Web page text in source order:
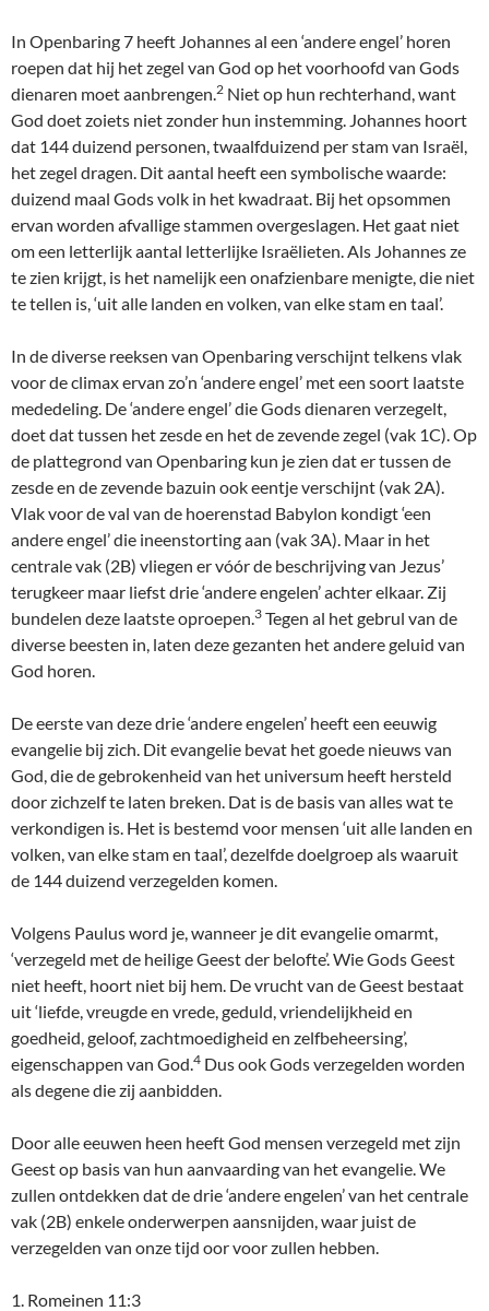
In Openbaring 7 heeft Johannes al een ‘andere engel’ horen
roepen dat hij het zegel van God op het voorhoofd van Gods
dienaren moet aanbrengen.2 Niet op hun rechterhand, want
God doet zoiets niet zonder hun instemming. Johannes hoort
dat 144 duizend personen, twaalfduizend per stam van Israël,
het zegel dragen. Dit aantal heeft een symbolische waarde:
duizend maal Gods volk in het kwadraat. Bij het opsommen
ervan worden afvallige stammen overgeslagen. Het gaat niet
om een letterlijk aantal letterlijke Israëlieten. Als Johannes ze
te zien krijgt, is het namelijk een onafzienbare menigte, die niet
te tellen is, ‘uit alle landen en volken, van elke stam en taal’.
In de diverse reeksen van Openbaring verschijnt telkens vlak
voor de climax ervan zo’n ‘andere engel’ met een soort laatste
mededeling. De ‘andere engel’ die Gods dienaren verzegelt,
doet dat tussen het zesde en het de zevende zegel (vak 1C). Op
de plattegrond van Openbaring kun je zien dat er tussen de
zesde en de zevende bazuin ook eentje verschijnt (vak 2A).
Vlak voor de val van de hoerenstad Babylon kondigt ‘een
andere engel’ die ineenstorting aan (vak 3A). Maar in het
centrale vak (2B) vliegen er vóór de beschrijving van Jezus’
terugkeer maar liefst drie ‘andere engelen’ achter elkaar. Zij
bundelen deze laatste oproepen.3 Tegen al het gebrul van de
diverse beesten in, laten deze gezanten het andere geluid van
God horen.
De eerste van deze drie ‘andere engelen’ heeft een eeuwig
evangelie bij zich. Dit evangelie bevat het goede nieuws van
God, die de gebrokenheid van het universum heeft hersteld
door zichzelf te laten breken. Dat is de basis van alles wat te
verkondigen is. Het is bestemd voor mensen ‘uit alle landen en
volken, van elke stam en taal’, dezelfde doelgroep als waaruit
de 144 duizend verzegelden komen.
Volgens Paulus word je, wanneer je dit evangelie omarmt,
‘verzegeld met de heilige Geest der belofte’. Wie Gods Geest
niet heeft, hoort niet bij hem. De vrucht van de Geest bestaat
uit ‘liefde, vreugde en vrede, geduld, vriendelijkheid en
goedheid, geloof, zachtmoedigheid en zelfbeheersing’,
eigenschappen van God.4 Dus ook Gods verzegelden worden
als degene die zij aanbidden.
Door alle eeuwen heen heeft God mensen verzegeld met zijn
Geest op basis van hun aanvaarding van het evangelie. We
zullen ontdekken dat de drie ‘andere engelen’ van het centrale
vak (2B) enkele onderwerpen aansnijden, waar juist de
verzegelden van onze tijd oor voor zullen hebben.
1. Romeinen 11:3